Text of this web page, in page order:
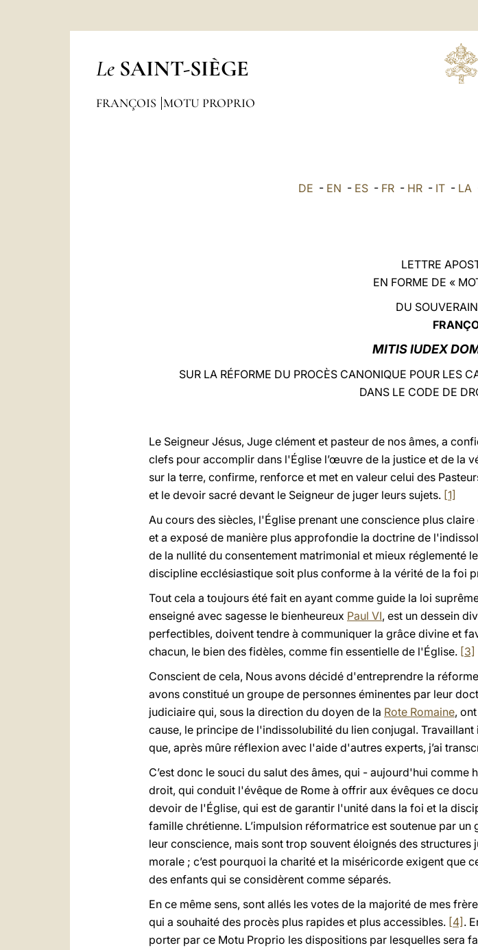
Le SAINT-SIÈGE
FRANÇOIS MOTU PROPRIO
DE - EN - ES - FR - HR - IT - LA
LETTRE
EN FORME DE «
DU
MITIS IUDEX
SUR LA RÉFORME DU PROCÈS CANONIQUE POUR LES
DANS LE CODE DE
Le Seigneur Jésus, Juge clément et pasteur de nos âmes, a
clefs pour accomplir dans l'Église l’œuvre de la justice et de la
sur la terre, confirme, renforce et met en valeur celui des
et le devoir sacré devant le Seigneur de juger leurs sujets. [1]
Au cours des siècles, l'Église prenant une conscience plus
et a exposé de manière plus approfondie la doctrine de
de la nullité du consentement matrimonial et mieux réglementé
discipline ecclésiastique soit plus conforme à la vérité de la foi
Tout cela a toujours été fait en ayant comme guide la loi
enseigné avec sagesse le bienheureux Paul VI, est un dessein
perfectibles, doivent tendre à communiquer la grâce divine et
chacun, le bien des fidèles, comme fin essentielle de l'Église. [3]
Conscient de cela, Nous avons décidé d'entreprendre la
avons constitué un groupe de personnes éminentes par leur
judiciaire qui, sous la direction du doyen de la Rote Romaine,
cause, le principe de l'indissolubilité du lien conjugal.
que, après mûre réflexion avec l'aide d'autres experts, j’ai
C’est donc le souci du salut des âmes, qui - aujourd'hui
droit, qui conduit l'évêque de Rome à offrir aux évêques ce
devoir de l'Église, qui est de garantir l'unité dans la foi et la
famille chrétienne. L’impulsion réformatrice est soutenue par
leur conscience, mais sont trop souvent éloignés des
morale ; c’est pourquoi la charité et la miséricorde exigent que
des enfants qui se considèrent comme séparés.
En ce même sens, sont allés les votes de la majorité de mes
qui a souhaité des procès plus rapides et plus accessibles. [4] .
porter par ce Motu Proprio les dispositions par lesquelles sera